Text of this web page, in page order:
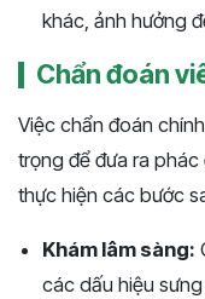
khác, ảnh hưởng
Chẩn đoán
Việc chẩn đoán
trọng để đưa ra
thực hiện các bước
Khám lâm sàng:
các dấu hiệu